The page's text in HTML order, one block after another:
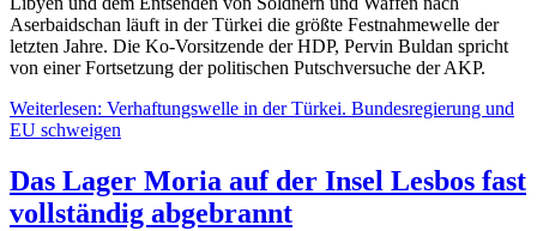
Aserbaidschan läuft in der Türkei die größte Festnahmewelle der
letzten Jahre. Die Ko-Vorsitzende der HDP, Pervin Buldan spricht
von einer Fortsetzung der politischen Putschversuche der AKP.
Weiterlesen: Verhaftungswelle in der Türkei. Bundesregierung und
EU schweigen
Das Lager Moria auf der Insel Lesbos fast
vollständig abgebrannt